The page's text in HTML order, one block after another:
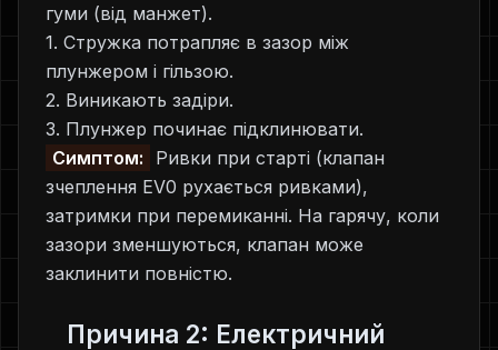
гуми (від манжет).
1. Стружка потрапляє в зазор між
плунжером і гільзою.
2. Виникають задіри.
3. Плунжер починає підклинювати.
Симптом:
Ривки при старті (клапан
зчеплення EV0 рухається ривками),
затримки при перемиканні. На гарячу, коли
зазори зменшуються, клапан може
заклинити повністю.
Причина 2: Електричний